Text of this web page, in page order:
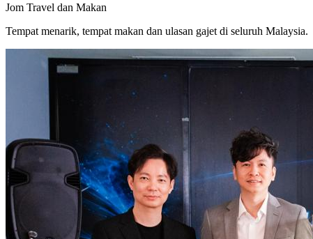
Jom Travel dan Makan
Tempat menarik, tempat makan dan ulasan gajet di seluruh Malaysia.